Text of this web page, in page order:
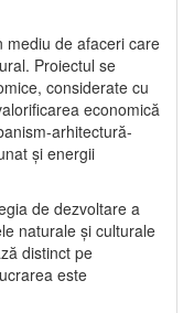
mediu de afaceri care
Proiectul se
considerate cu
economică
arhitectură-
și energii
de dezvoltare a
naturale și culturale
distinct pe
este